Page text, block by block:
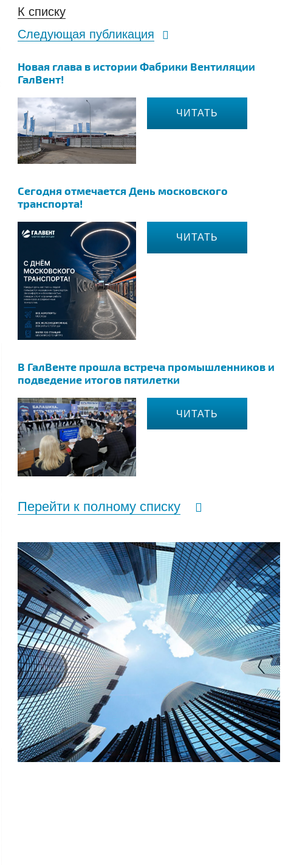
К списку
Следующая публикация
Новая глава в истории Фабрики Вентиляции
ГалВент!
ЧИТАТЬ
Сегодня отмечается День московского
транспорта!
ЧИТАТЬ
В ГалВенте прошла встреча промышленников и
подведение итогов пятилетки
ЧИТАТЬ
Перейти к полному списку